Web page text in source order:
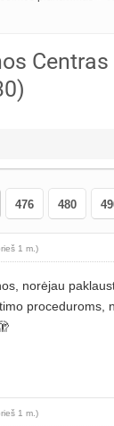
476 480
1 m.)
norėjau
proceduroms,
1 m.)